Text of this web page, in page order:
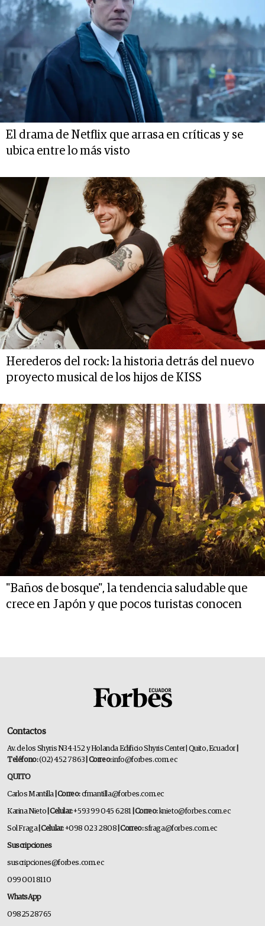
El drama de Netflix que arrasa en críticas y se
ubica entre lo más visto
Herederos del rock: la historia detrás del nuevo
proyecto musical de los hijos de KISS
"Baños de bosque", la tendencia saludable que
crece en Japón y que pocos turistas conocen
Contactos
Av. de los Shyris N34-152 y Holanda Edificio Shyris Center | Quito, Ecuador
Teléfono:(02) 452 7863 | Correo:info@forbes.com.ec
QUITO
Carlos Mantilla | Correo:cfmantilla@forbes.com.ec
Karina Nieto | Celular:+593 99 045 6281 | Correo:knieto@forbes.com.ec
Sol Fraga| Celular:+098 023 2808 | Correo:sfraga@forbes.com.ec
Suscripciones
suscripciones@forbes.com.ec
099 001 8110
WhatsApp
0982528765